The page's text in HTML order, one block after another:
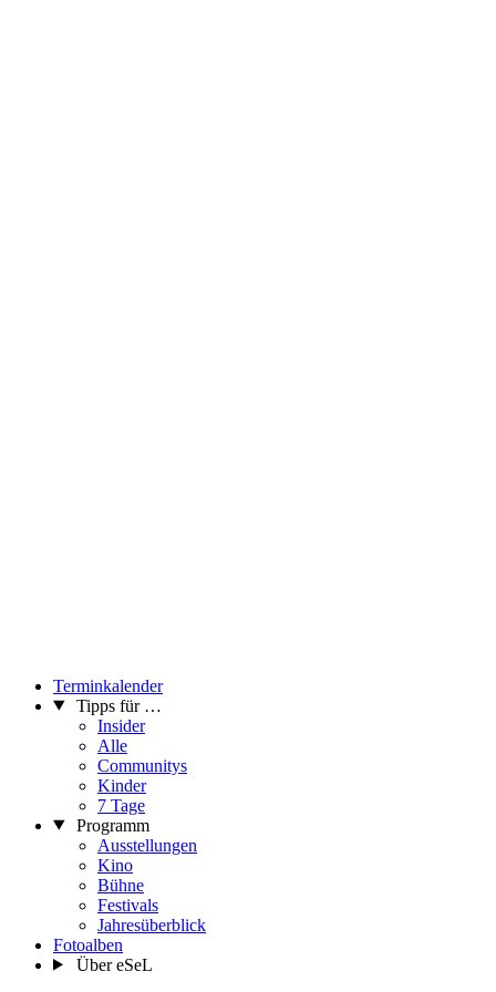
Terminkalender
Tipps für …
Insider
Alle
Communitys
Kinder
7 Tage
Programm
Ausstellungen
Kino
Bühne
Festivals
Jahresüberblick
Fotoalben
Über eSeL